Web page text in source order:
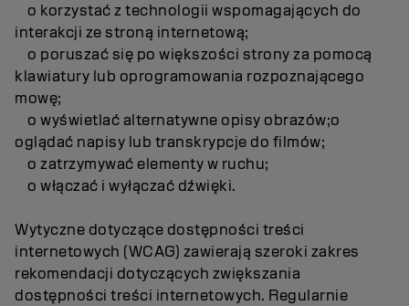
o korzystać z technologii wspomagających do
interakcji ze stroną internetową;
o poruszać się po większości strony za pomocą
klawiatury lub oprogramowania rozpoznającego
mowę;
o wyświetlać alternatywne opisy obrazów;o
oglądać napisy lub transkrypcje do filmów;
o zatrzymywać elementy w ruchu;
o włączać i wyłączać dźwięki.
Wytyczne dotyczące dostępności treści
internetowych (WCAG) zawierają szeroki zakres
rekomendacji dotyczących zwiększania
dostępności treści internetowych. Regularnie